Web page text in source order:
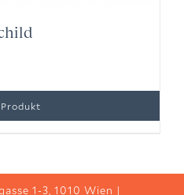
1-3, 1010 Wien |